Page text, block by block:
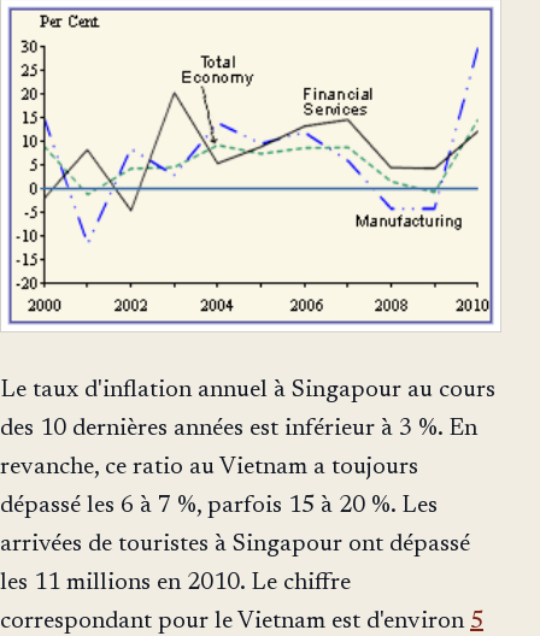
Le taux d'inflation annuel à Singapour au cours
des 10 dernières années est inférieur à 3 %. En
revanche, ce ratio au Vietnam a toujours
dépassé les 6 à 7 %, parfois 15 à 20 %. Les
arrivées de touristes à Singapour ont dépassé
les 11 millions en 2010. Le chiffre
correspondant pour le Vietnam est d'environ 5